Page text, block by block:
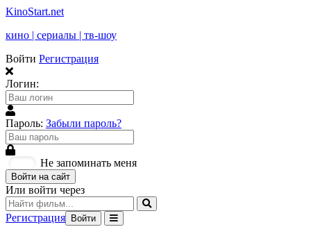
KinoStart.net
кино | сериалы | тв-шоу
Войти Регистрация
Логин:
Пароль: Забыли пароль?
Не запоминать меня
Войти на сайт
Или войти через
Регистрация Войти